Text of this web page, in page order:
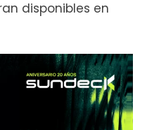
disponibles en